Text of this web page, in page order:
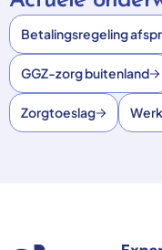
Betalingsregeling
GGZ-zorg buitenland
Zorgtoeslag